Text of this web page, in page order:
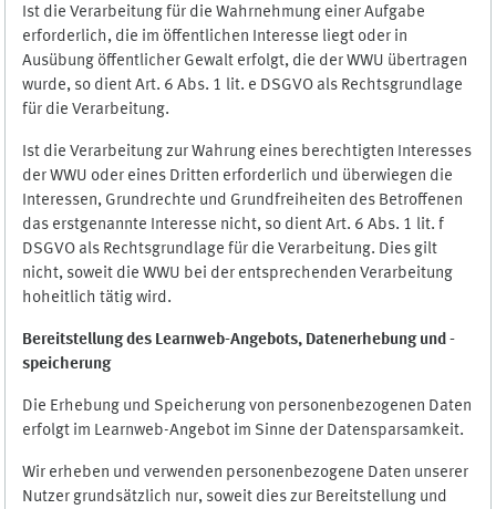
Ist die Verarbeitung für die Wahrnehmung einer Aufgabe
erforderlich, die im öffentlichen Interesse liegt oder in
Ausübung öffentlicher Gewalt erfolgt, die der WWU übertragen
wurde, so dient Art. 6 Abs. 1 lit. e DSGVO als Rechtsgrundlage
für die Verarbeitung.
Ist die Verarbeitung zur Wahrung eines berechtigten Interesses
der WWU oder eines Dritten erforderlich und überwiegen die
Interessen, Grundrechte und Grundfreiheiten des Betroffenen
das erstgenannte Interesse nicht, so dient Art. 6 Abs. 1 lit. f
DSGVO als Rechtsgrundlage für die Verarbeitung. Dies gilt
nicht, soweit die WWU bei der entsprechenden Verarbeitung
hoheitlich tätig wird.
Bereitstellung des Learnweb-Angebots, Datenerhebung und -
speicherung
Die Erhebung und Speicherung von personenbezogenen Daten
erfolgt im Learnweb-Angebot im Sinne der Datensparsamkeit.
Wir erheben und verwenden personenbezogene Daten unserer
Nutzer grundsätzlich nur, soweit dies zur Bereitstellung und